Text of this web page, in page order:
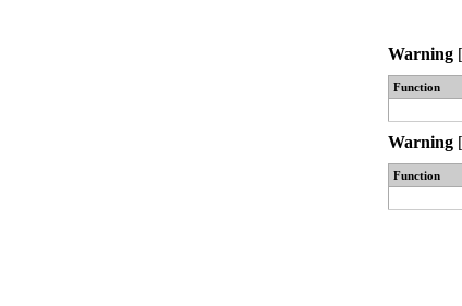
Warning
Function
Warning
Function